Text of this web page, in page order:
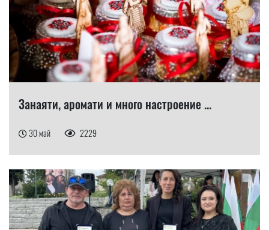
Занаяти, аромати и много настроение ...
30 май 2229